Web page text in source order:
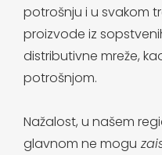
potrošnju i u svakom
proizvode iz
distributivne mreže,
potrošnjom.
Nažalost, u našem
glavnom ne mogu